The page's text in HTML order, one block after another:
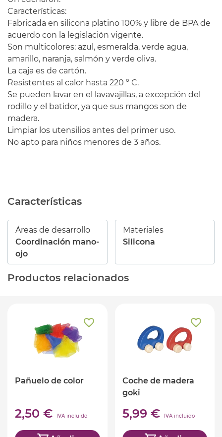
Características:
Fabricada en silicona platino 100% y libre de BPA de
acuerdo con la legislación vigente.
Son multicolores: azul, esmeralda, verde agua,
amarillo, naranja, salmón y verde oliva.
La caja es de cartón.
Resistentes al calor hasta 220 ° C.
Se pueden lavar en el lavavajillas, a excepción del
rodillo y el batidor, ya que sus mangos son de
madera.
Limpiar los utensilios antes del primer uso.
No apto para niños menores de 3 años.
Características
Áreas de desarrollo
Coordinación mano-
ojo
Materiales
Silicona
Productos relacionados
Pañuelo de color
2,50 € IVA incluido
Coche de madera
goki
5,99 € IVA incluido